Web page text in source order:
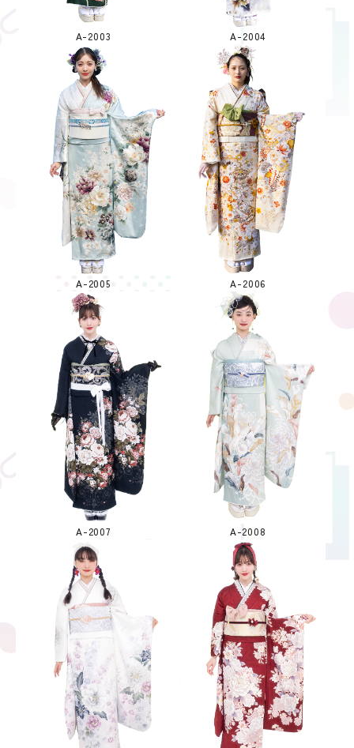
A-2003 A-2004
A-2005 A-2006
A-2007 A-2008